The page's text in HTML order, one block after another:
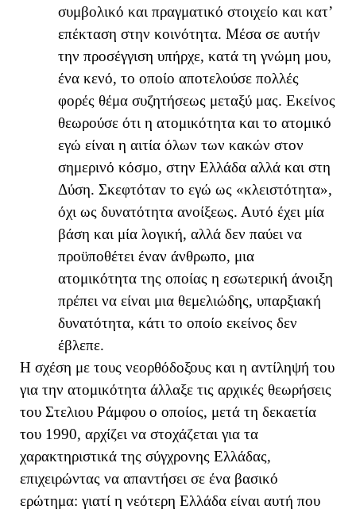
συμβολικό και πραγματικό στοιχείο και κατ’
επέκταση στην κοινότητα. Μέσα σε αυτήν
την προσέγγιση υπήρχε, κατά τη γνώμη μου,
ένα κενό, το οποίο αποτελούσε πολλές
φορές θέμα συζητήσεως μεταξύ μας. Εκείνος
θεωρούσε ότι η ατομικότητα και το ατομικό
εγώ είναι η αιτία όλων των κακών στον
σημερινό κόσμο, στην Ελλάδα αλλά και στη
Δύση. Σκεφτόταν το εγώ ως «κλειστότητα»,
όχι ως δυνατότητα ανοίξεως. Αυτό έχει μία
βάση και μία λογική, αλλά δεν παύει να
προϋποθέτει έναν άνθρωπο, μια
ατομικότητα της οποίας η εσωτερική άνοιξη
πρέπει να είναι μια θεμελιώδης, υπαρξιακή
δυνατότητα, κάτι το οποίο εκείνος δεν
έβλεπε.
Η σχέση με τους νεορθόδοξους και η αντίληψή του
για την ατομικότητα άλλαξε τις αρχικές θεωρήσεις
του Στελιου Ράμφου ο οποίος, μετά τη δεκαετία
του 1990, αρχίζει να στοχάζεται για τα
χαρακτηριστικά της σύγχρονης Ελλάδας,
επιχειρώντας να απαντήσει σε ένα βασικό
ερώτημα: γιατί η νεότερη Ελλάδα είναι αυτή που